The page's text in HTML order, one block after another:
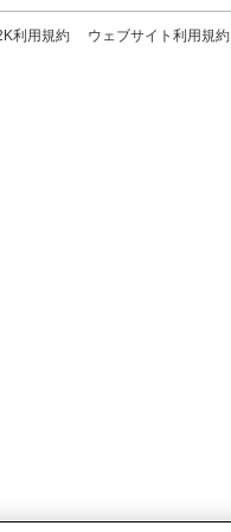
利用規約 ウェブサイト利用規約